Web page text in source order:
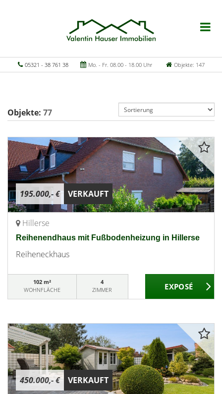
05321 - 38 761 38 Mo. - Fr. 08.00 - 18.00 Uhr Objekte: 147
Objekte: 77
195.000,- € VERKAUFT
Hillerse
Reihenendhaus mit Fußbodenheizung in Hillerse
Reiheneckhaus
102 m²
WOHNFLÄCHE
4
ZIMMER
450.000,- € VERKAUFT